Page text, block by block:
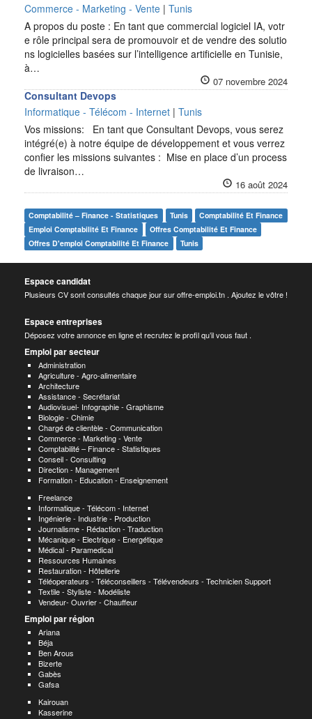
Commerce - Marketing - Vente | Tunis
A propos du poste : En tant que commercial logiciel IA, votr
e rôle principal sera de promouvoir et de vendre des solutio
ns logicielles basées sur l’intelligence artificielle en Tunisie,
à…
07 novembre 2024
Consultant Devops
Informatique - Télécom - Internet | Tunis
Vos missions: En tant que Consultant Devops, vous serez
intégré(e) à notre équipe de développement et vous verrez
confier les missions suivantes : Mise en place d’un process
de livraison…
16 août 2024
Comptabilité – Finance - Statistiques Tunis
Comptabilité Et Finance
Emploi Comptabilité Et Finance
Offres Comptabilité Et Finance
Offres D'emploi Comptabilité Et Finance
Tunis
Espace candidat
Plusieurs CV sont consultés chaque jour sur offre-emploi.tn . Ajoutez le vôtre !
Espace entreprises
Déposez votre annonce en ligne et recrutez le profil qu’il vous faut .
Emploi par secteur
Administration
Agriculture - Agro-alimentaire
Architecture
Assistance - Secrétariat
Audiovisuel- Infographie - Graphisme
Biologie - Chimie
Chargé de clientèle - Communication
Commerce - Marketing - Vente
Comptabilité – Finance - Statistiques
Conseil - Consulting
Direction - Management
Formation - Education - Enseignement
Freelance
Informatique - Télécom - Internet
Ingénierie - Industrie - Production
Journalisme - Rédaction - Traduction
Mécanique - Electrique - Energétique
Médical - Paramedical
Ressources Humaines
Restauration - Hôtellerie
Téléoperateurs - Téléconseillers - Télévendeurs - Technicien Support
Textile - Styliste - Modéliste
Vendeur- Ouvrier - Chauffeur
Emploi par région
Ariana
Béja
Ben Arous
Bizerte
Gabès
Gafsa
Kairouan
Kasserine